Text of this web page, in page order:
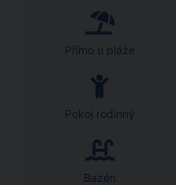
Přímo u pláže
Pokoj rodinný
Bazén